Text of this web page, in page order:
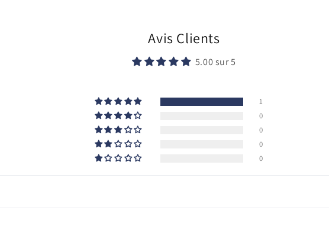
Avis Clients
5.00 sur 5
1
0
0
0
0